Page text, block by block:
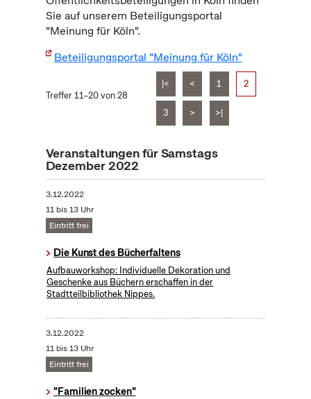
Sie auf unserem Beteiligungsportal
"Meinung für Köln".
Beteiligungsportal "Meinung für Köln"
Treffer 11–20 von 28
|< < 1 2
3 > >|
Veranstaltungen für Samstags
Dezember 2022
3.12.2022
11 bis 13 Uhr
Eintritt frei
Die Kunst des Bücherfaltens
Aufbauworkshop: Individuelle Dekoration und
Geschenke aus Büchern erschaffen in der
Stadtteilbibliothek Nippes.
3.12.2022
11 bis 13 Uhr
Eintritt frei
"Familien zocken"